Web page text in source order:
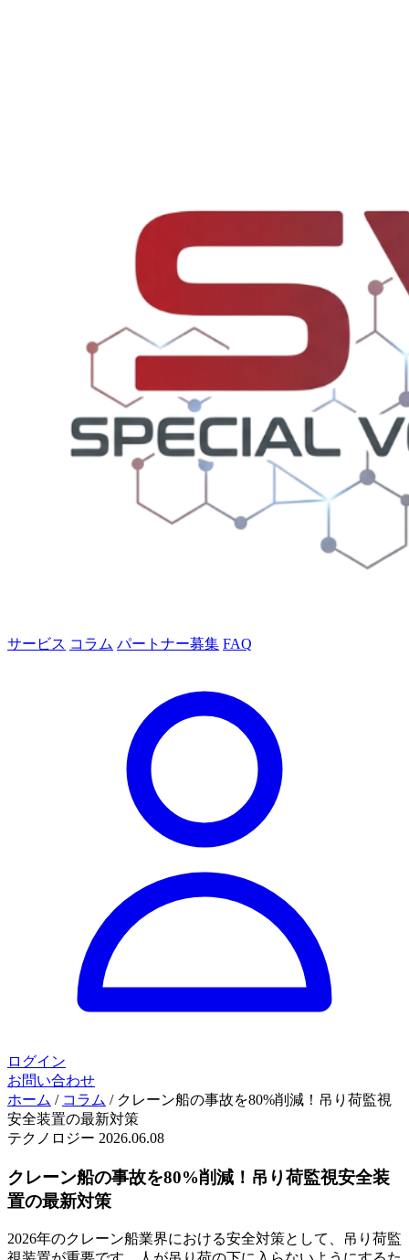
サービス コラム パートナー募集 FAQ
ログイン
お問い合わせ
ホーム / コラム / クレーン船の事故を80%削減！吊り荷監視
安全装置の最新対策
テクノロジー 2026.06.08
クレーン船の事故を80%削減！吊り荷監視安全装
置の最新対策
2026年のクレーン船業界における安全対策として、吊り荷監